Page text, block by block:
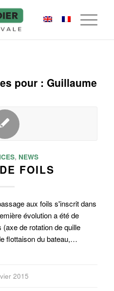
pour : Guillaume
, NEWS
FOILS
aux foils s'inscrit dans
évolution a été de
de rotation de quille
flottaison du bateau,…
2015